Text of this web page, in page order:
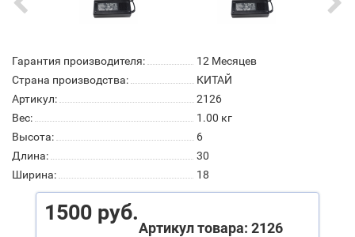
Гарантия производителя:
12 Месяцев
Страна производства:
КИТАЙ
Артикул:
2126
Вес:
1.00 кг
Высота:
6
Длина:
30
Ширина:
18
1500 руб.
Артикул товара: 2126